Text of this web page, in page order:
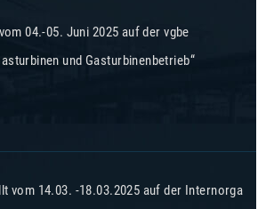
04.-05. Juni 2025 auf der vgbe
und Gasturbinenbetrieb“
vom 14.03. -18.03.2025 auf der Internorga